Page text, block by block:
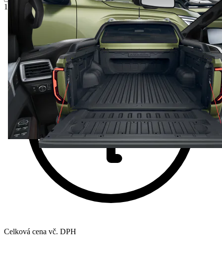
1 645 122 Kč1
Celková cena vč. DPH